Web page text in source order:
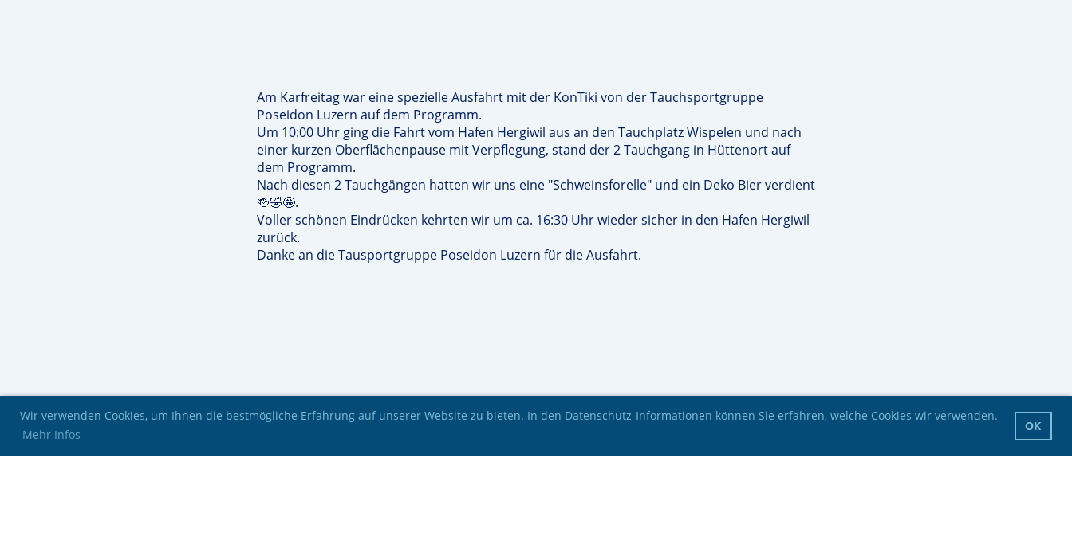
Wir verwenden Cookies, um Ihnen die bestmögliche Erfahrung auf unserer Website zu bieten. In den Datenschutz-Informationen können Sie erfahren, welche Cookies wir verwenden.
Mehr Infos
OK
Am Karfreitag war eine spezielle Ausfahrt mit der KonTiki von der Tauchsportgruppe
Poseidon Luzern auf dem Programm.
Um 10:00 Uhr ging die Fahrt vom Hafen Hergiwil aus an den Tauchplatz Wispelen und nach
einer kurzen Oberflächenpause mit Verpflegung, stand der 2 Tauchgang in Hüttenort auf
dem Programm.
Nach diesen 2 Tauchgängen hatten wir uns eine "Schweinsforelle" und ein Deko Bier verdient
🍻🤣🤩.
Voller schönen Eindrücken kehrten wir um ca. 16:30 Uhr wieder sicher in den Hafen Hergiwil
zurück.
Danke an die Tausportgruppe Poseidon Luzern für die Ausfahrt.